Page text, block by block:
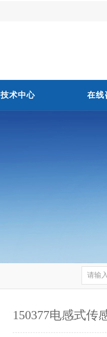
技术中心 在线
150377电感式传